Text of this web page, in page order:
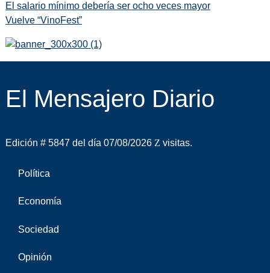
El salario mínimo debería ser ocho veces mayor
Vuelve “VinoFest”
El Mensajero Diario
Edición # 5847 del día 07/08/2026 visitas.
Política
Economía
Sociedad
Opinión